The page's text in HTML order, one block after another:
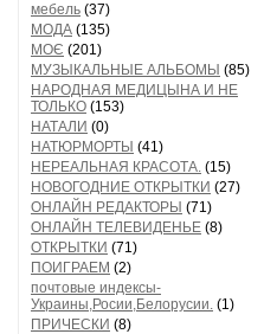
мебель (37)
МОДА (135)
МОЄ (201)
МУЗЫКАЛЬНЫЕ АЛЬБОМЫ (85)
НАРОДНАЯ МЕДИЦЫНА И НЕ
ТОЛЬКО (153)
НАТАЛИ (0)
НАТЮРМОРТЫ (41)
НЕРЕАЛЬНАЯ КРАСОТА. (15)
НОВОГОДНИЕ ОТКРЫТКИ (27)
ОНЛАЙН РЕДАКТОРЫ (71)
ОНЛАЙН ТЕЛЕВИДЕНЬЕ (8)
ОТКРЫТКИ (71)
ПОИГРАЕМ (2)
почтовые индексы-
Украины,Росии,Белорусии. (1)
ПРИЧЕСКИ (8)